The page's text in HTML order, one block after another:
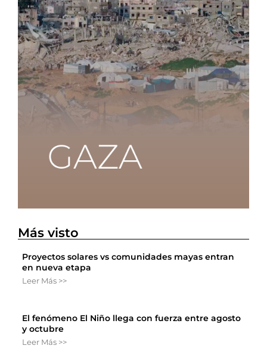
Más visto
Proyectos solares vs comunidades mayas entran
en nueva etapa
Leer Más >>
El fenómeno El Niño llega con fuerza entre agosto
y octubre
Leer Más >>